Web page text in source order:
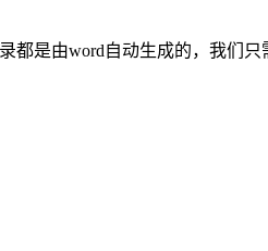
都是由word自动生成的，我们只